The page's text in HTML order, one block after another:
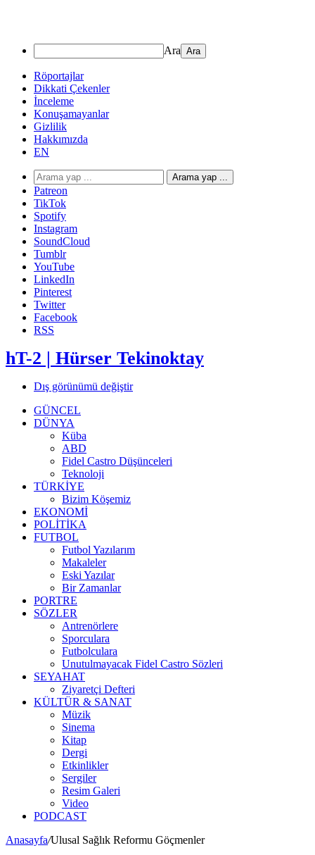
Ara
Röportajlar
Dikkati Çekenler
İnceleme
Konuşamayanlar
Gizlilik
Hakkımızda
EN
Arama yap ...
Patreon
TikTok
Spotify
Instagram
SoundCloud
Tumblr
YouTube
LinkedIn
Pinterest
Twitter
Facebook
RSS
hT-2 | Hürser Tekinoktay
Dış görünümü değiştir
GÜNCEL
DÜNYA
Küba
ABD
Fidel Castro Düşünceleri
Teknoloji
TÜRKİYE
Bizim Köşemiz
EKONOMİ
POLİTİKA
FUTBOL
Futbol Yazılarım
Makaleler
Eski Yazılar
Bir Zamanlar
PORTRE
SÖZLER
Antrenörlere
Sporculara
Futbolculara
Unutulmayacak Fidel Castro Sözleri
SEYAHAT
Ziyaretçi Defteri
KÜLTÜR & SANAT
Müzik
Sinema
Kitap
Dergi
Etkinlikler
Sergiler
Resim Galeri
Video
PODCAST
Anasayfa/Ulusal Sağlık Reformu Göçmenler